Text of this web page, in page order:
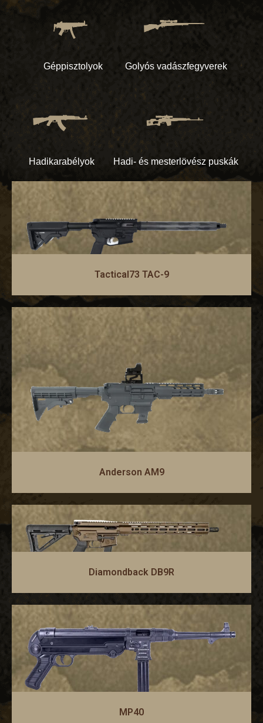
Géppisztolyok Golyós vadászfegyverek
Hadikarabélyok Hadi- és mesterlövész puskák
Tactical73 TAC-9
Anderson AM9
Diamondback DB9R
MP40